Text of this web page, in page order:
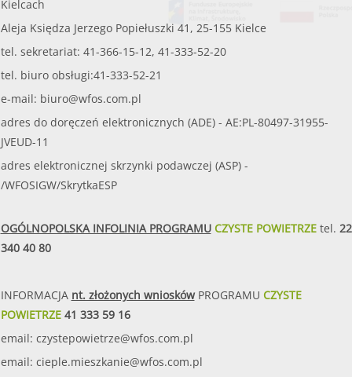
Kielcach
Aleja Księdza Jerzego Popiełuszki 41, 25-155 Kielce
tel. sekretariat: 41-366-15-12, 41-333-52-20
tel. biuro obsługi:41-333-52-21
e-mail: biuro@wfos.com.pl
adres do doręczeń elektronicznych (ADE) - AE:PL-80497-31955-
JVEUD-11
adres elektronicznej skrzynki podawczej (ASP) -
/WFOSIGW/SkrytkaESP
OGÓLNOPOLSKA INFOLINIA PROGRAMUCZYSTE POWIETRZEtel. 22
340 40 80
INFORMACJA nt. złożonych wnioskówPROGRAMU CZYSTE
POWIETRZE41 333 59 16
email: czystepowietrze@wfos.com.pl
email: cieple.mieszkanie@wfos.com.pl